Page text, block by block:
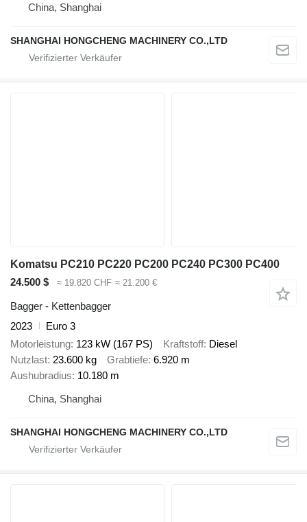
China, Shanghai
SHANGHAI HONGCHENG MACHINERY CO.,LTD
Komatsu PC210 PC220 PC200 PC240 PC300 PC400
24.500 $
≈ 19.820 CHF ≈ 21.200 €
Bagger - Kettenbagger
2023
Euro 3
Motorleistung 123 kW (167 PS) Kraftstoff Diesel
Nutzlast 23.600 kg Grabtiefe 6.920 m
Aushubradius 10.180 m
China, Shanghai
SHANGHAI HONGCHENG MACHINERY CO.,LTD